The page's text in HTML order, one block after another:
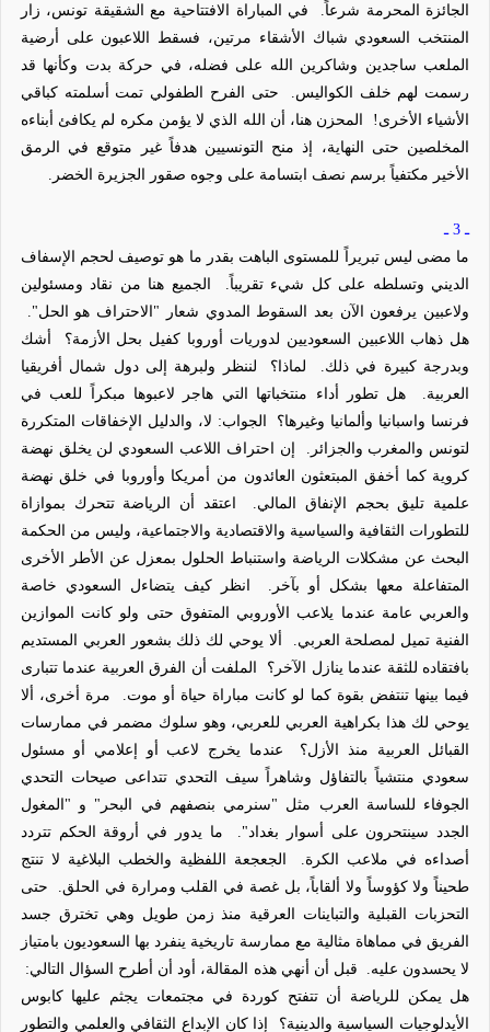
الجائزة المحرمة شرعاً.
في المباراة الافتتاحية مع الشقيقة تونس، زار
المنتخب السعودي شباك الأشقاء مرتين، فسقط اللاعبون على أرضية
الملعب ساجدين وشاكرين الله على فضله، في حركة بدت وكأنها قد
رسمت لهم خلف الكواليس.
حتى الفرح الطفولي تمت أسلمته كباقي
الأشياء الأخرى!
المحزن هنا، أن الله الذي لا يؤمن مكره لم يكافئ أبناءه
المخلصين حتى النهاية، إذ منح التونسيين هدفاً غير متوقعفي الرمق
الأخير مكتفياً برسم نصف ابتسامة على وجوه صقور الجزيرة الخضر.
ـ 3 ـ
ما مضى ليس تبريراً للمستوى الباهت بقدر ما هو توصيف لحجم الإسفاف
الديني وتسلطه على كل شيء تقريباً.
الجميع هنا من نقاد ومسئولين
ولاعبين يرفعون الآن بعد السقوط المدوي شعار "الاحتراف هو الحل".
هل ذهاب اللاعبين السعوديين لدوريات أوروبا كفيل بحل الأزمة؟
أشك
وبدرجة كبيرة في ذلك.
لماذا؟
لننظر ولبرهة إلى دول شمال أفريقيا
العربية.
هل تطور أداء منتخباتها التي هاجر لاعبوها مبكراً للعب في
فرنسا واسبانيا وألمانيا وغيرها؟
الجواب: لا، والدليل الإخفاقات المتكررة
لتونس والمغرب والجزائر.
إن احتراف اللاعب السعودي لن يخلق نهضة
كروية كما أخفق المبتعثون العائدون من أمريكا وأوروبا في خلق نهضة
علمية تليق بحجم الإنفاق المالي.
اعتقد أن الرياضة تتحرك بموازاة
للتطورات الثقافية والسياسية والاقتصادية والاجتماعية، وليس من الحكمة
البحث عن مشكلات الرياضة واستنباط الحلول بمعزل عن الأطر الأخرى
المتفاعلة معها بشكل أو بآخر.
انظر كيف يتضاءل السعودي خاصة
والعربي عامة عندما يلاعب الأوروبي المتفوق حتى ولو كانت الموازين
الفنية تميل لمصلحة العربي.
ألا يوحي لك ذلك بشعور العربي المستديم
بافتقاده للثقة عندما ينازل الآخر؟
الملفت أن الفرق العربية عندما تتبارى
فيما بينها تنتفض بقوة كما لو كانت مباراة حياة أو موت.
مرة أخرى، ألا
يوحي لك هذا بكراهية العربي للعربي، وهو سلوك مضمر في ممارسات
القبائل العربية منذ الأزل؟
عندما يخرج لاعب أو إعلامي أو مسئول
سعودي منتشياً بالتفاؤل وشاهراً سيف التحدي تتداعى صيحات التحدي
الجوفاء للساسة العرب مثل "سنرمي بنصفهم في البحر" و "المغول
الجدد سينتحرون على أسوار بغداد".
ما يدور في أروقة الحكم تتردد
أصداءه في ملاعب الكرة.
الجعجعة اللفظية والخطب البلاغية لا تنتج
طحيناً ولا كؤوساً ولا ألقاباً، بل غصة في القلب ومرارة في الحلق.
حتى
التحزبات القبلية والتباينات العرقية منذ زمن طويل وهي تخترق جسد
الفريق في مماهاة مثالية مع ممارسة تاريخية ينفرد بها السعوديون بامتياز
لا يحسدون عليه.
قبل أن أنهي هذه المقالة، أود أن أطرح السؤال التالي:
هل يمكن للرياضة أن تتفتح كوردة في مجتمعات يجثم عليها كابوس
الأيدلوجيات السياسية والدينية؟
إذا كان الإبداع الثقافي والعلمي والتطور